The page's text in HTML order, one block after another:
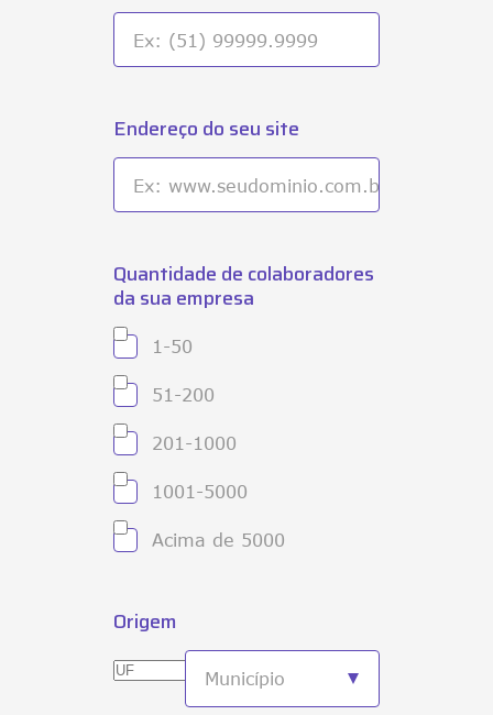
Endereço do seu site
Quantidade de colaboradores
da sua empresa
1-50
51-200
201-1000
1001-5000
Acima de 5000
Origem